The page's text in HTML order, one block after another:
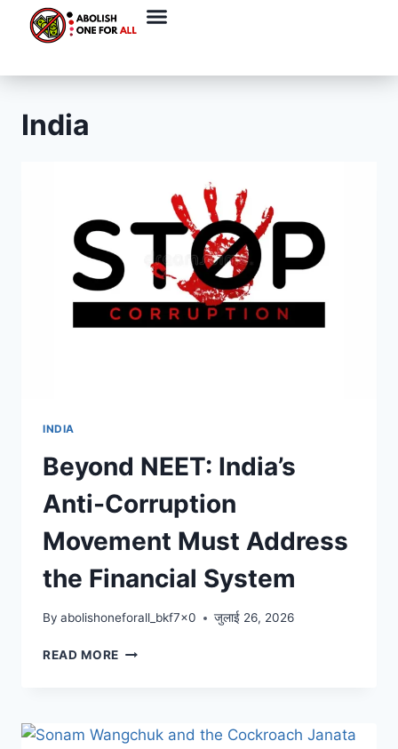
India
INDIA
Beyond NEET: India’s
Anti-Corruption
Movement Must Address
the Financial System
By abolishoneforall_bkf7x0 जुलाई 26, 2026
READ MORE